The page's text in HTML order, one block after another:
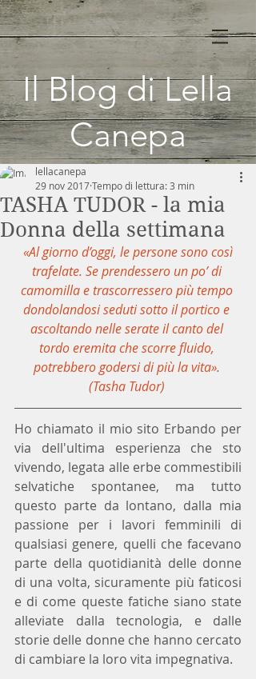
Il Blog di Lella
Canepa
TASHA TUDOR - la mia
Donna della settimana
lellacanepa
29 nov 2017Tempo di lettura: 3 min
«Al giorno d’oggi, le persone sono così
trafelate. Se prendessero un po’ di
camomilla e trascorressero più tempo
dondolandosi seduti sotto il portico e
ascoltando nelle serate il canto del
tordo eremita che scorre fluido,
potrebbero godersi di più la vita».
(Tasha Tudor)
Ho chiamato il mio sito Erbando per
via dell'ultima esperienza che sto
vivendo, legata alle erbe commestibili
selvatiche spontanee, ma tutto
questo parte da lontano, dalla mia
passione per i lavori femminili di
qualsiasi genere, quelli che facevano
parte della quotidianità delle donne
di una volta, sicuramente più faticosi
e di come queste fatiche siano state
alleviate dalla tecnologia, e dalle
storie delle donne che hanno cercato
di cambiare la loro vita impegnativa.